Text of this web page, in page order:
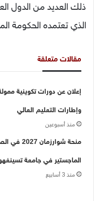
ذلك العديد من الدول
الذي تعتمده الحكومة
مقالات متعلقة
إعلان عن دورات تكوينية
وإطارات التعليم العالي
منذ أسبوعين
منحة
الماجستير في جامعة
منذ 3 أسابيع